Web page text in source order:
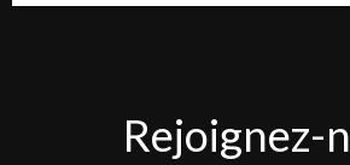
nous
Rejoignez-